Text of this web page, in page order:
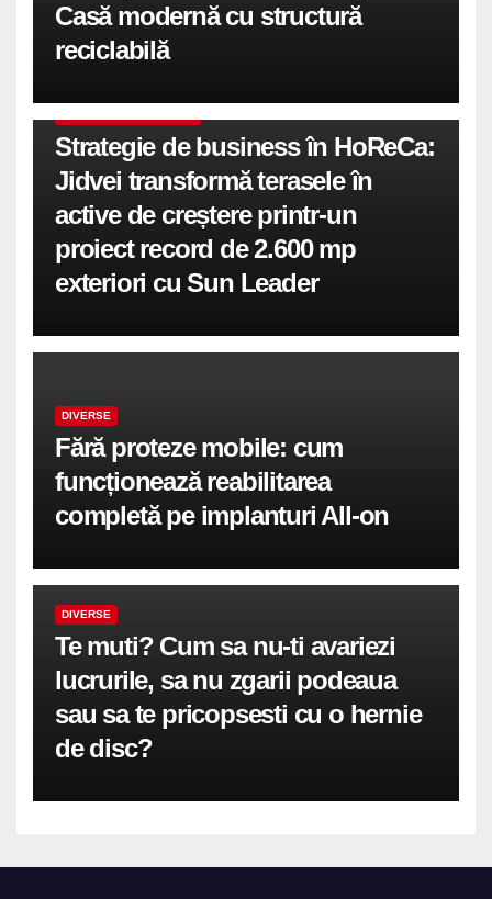
Casă modernă cu structură
reciclabilă
Strategie de business în HoReCa:
Jidvei transformă terasele în
active de creștere printr-un
proiect record de 2.600 mp
exteriori cu Sun Leader
DIVERSE
Fără proteze mobile: cum
funcționează reabilitarea
completă pe implanturi All-on
DIVERSE
Te muti? Cum sa nu-ti avariezi
lucrurile, sa nu zgarii podeaua
sau sa te pricopsesti cu o hernie
de disc?